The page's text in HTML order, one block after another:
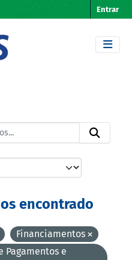
Entrar
encontrado
Financiamentos
Pagamentos e